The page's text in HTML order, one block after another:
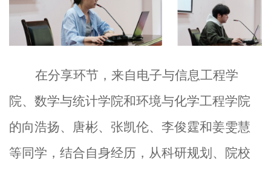
在分享环节，来自电子与信息工程学
院、 数学与统计学院和环境与化学工程学院
的向浩扬、唐彬、张凯伦、 李俊霆和姜雯慧
等同学， 结合自身经历，从科研规划、院校